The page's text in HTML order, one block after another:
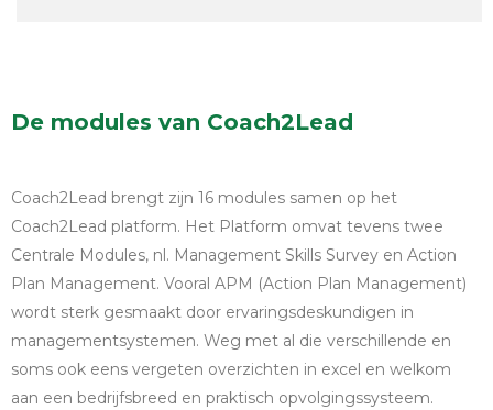
De modules van Coach2Lead
Coach2Lead brengt zijn 16 modules samen op het
Coach2Lead platform. Het Platform omvat tevens twee
Centrale Modules, nl. Management Skills Survey en Action
Plan Management. Vooral APM (Action Plan Management)
wordt sterk gesmaakt door ervaringsdeskundigen in
managementsystemen. Weg met al die verschillende en
soms ook eens vergeten overzichten in excel en welkom
aan een bedrijfsbreed en praktisch opvolgingssysteem.